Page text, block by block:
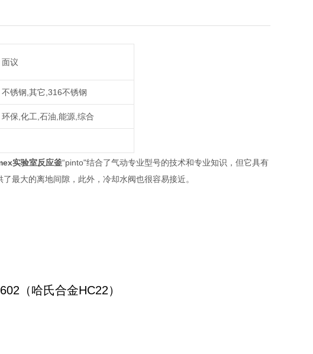
面议
不锈钢,其它,316不锈钢
环保,化工,石油,能源,综合
实验室反应釜“pinto"结合了气动专业型号的技术和专业知识，但它具有
最大的离地间隙，此外，冷却水阀也很容易接近。
（哈氏合金HC22）